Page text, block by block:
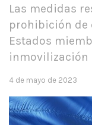
Las medidas
prohibición de
Estados
inmovilización
4 de mayo de 2023